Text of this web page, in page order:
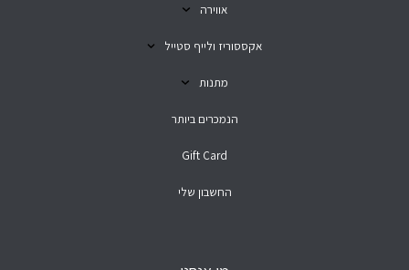
אווירה
אקססוריז ולייף סטייל
מתנות
הנמכרים ביותר
Gift Card
החשבון שלי